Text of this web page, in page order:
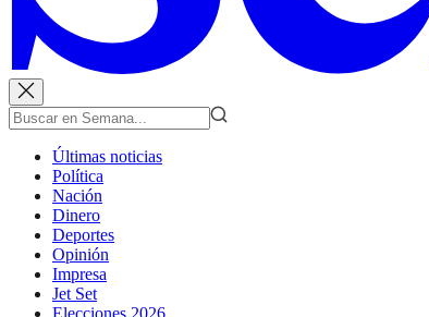
Últimas noticias
Política
Nación
Dinero
Deportes
Opinión
Impresa
Jet Set